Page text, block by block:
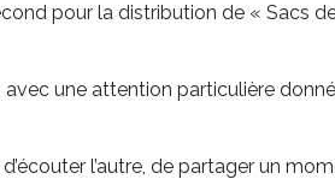
pour la distribution de « Sacs
une attention particulière
l’autre, de partager un